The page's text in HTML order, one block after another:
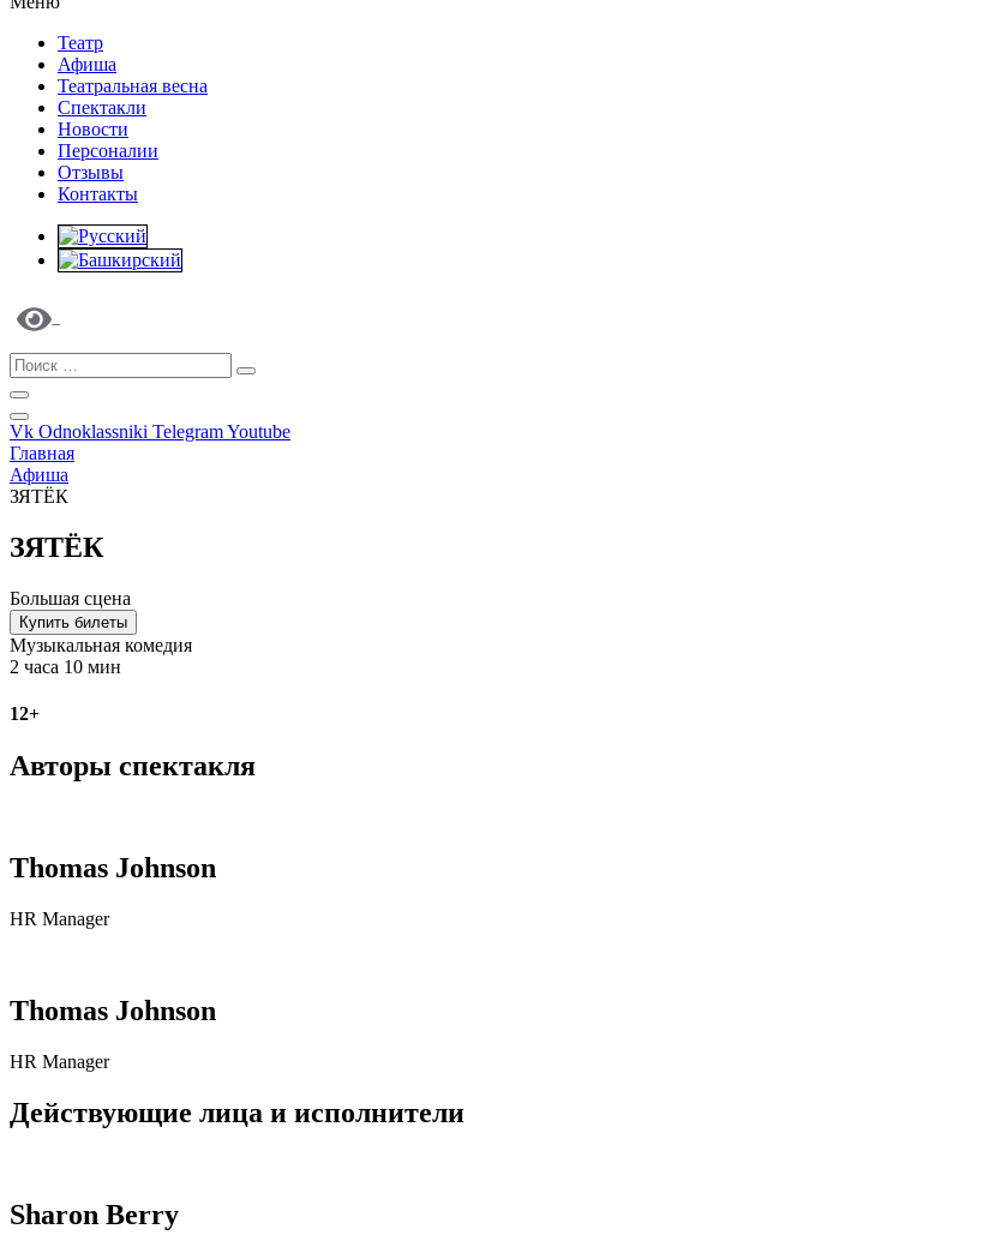
Театр
Афиша
Театральная весна
Спектакли
Новости
Персоналии
Отзывы
Контакты
Vk Odnoklassniki TelegramYoutube
Главная
Афиша
ЗЯТЁК
ЗЯТЁК
Большая сцена
Купить билеты
Музыкальная комедия
2 часа 10 мин
12+
Авторы спектакля
Thomas Johnson
HR Manager
Thomas Johnson
HR Manager
Действующие лица и исполнители
Sharon Berry